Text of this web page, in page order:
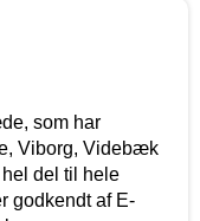
som har
Viborg, Videbæk
del til hele
godkendt af E-